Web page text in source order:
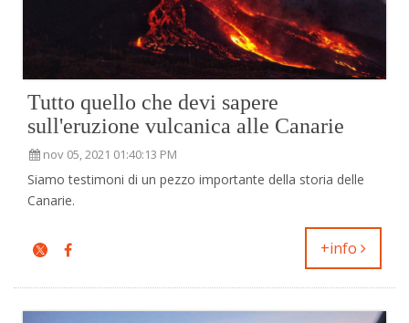
Tutto quello che devi sapere
sull'eruzione vulcanica alle Canarie
nov 05, 2021 01:40:13 PM
Siamo testimoni di un pezzo importante della storia delle
Canarie.
+info